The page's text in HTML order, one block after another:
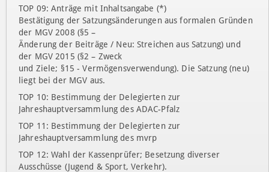
TOP 09: Anträge mit Inhaltsangabe (*)
Bestätigung der Satzungsänderungen aus formalen Gründen
der MGV 2008 (§5 –
Änderung der Beiträge / Neu: Streichen aus Satzung) und
der MGV 2015 (§2 – Zweck
und Ziele; §15 - Vermögensverwendung). Die Satzung (neu)
liegt bei der MGV aus.
TOP 10: Bestimmung der Delegierten zur
Jahreshauptversammlung des ADAC-Pfalz
TOP 11: Bestimmung der Delegierten zur
Jahreshauptversammlung des mvrp
TOP 12: Wahl der Kassenprüfer; Besetzung diverser
Ausschüsse (Jugend & Sport, Verkehr).